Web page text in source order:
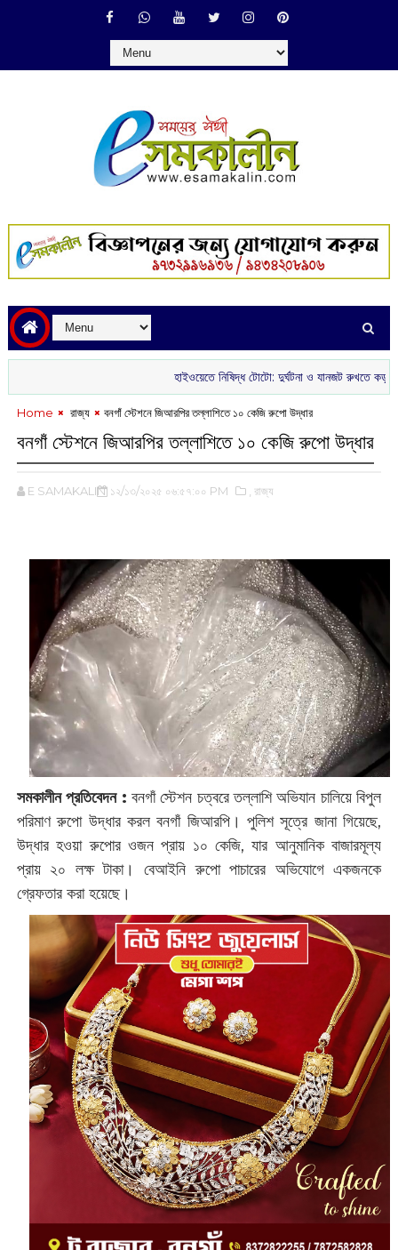
হাইওয়েতে নিষিদ্ধ টোটো: দুর্ঘটনা ও যানজট রুখতে কড়া পদক্ষেপ
Home ‌ রাজ্য বনগাঁ স্টেশনে জিআরপির তল্লাশিতে ১০ কেজি রুপো উদ্ধার
বনগাঁ স্টেশনে জিআরপির তল্লাশিতে ১০ কেজি রুপো উদ্ধার
E SAMAKALIN ১২/১৩/২০২৫ ০৬:৫৭:০০ PM ,‌ রাজ্য
সমকালীন প্রতিবেদন : বনগাঁ স্টেশন চত্বরে তল্লাশি অভিযান চালিয়ে বিপুল
পরিমাণ রুপো উদ্ধার করল বনগাঁ জিআরপি। পুলিশ সূত্রে জানা গিয়েছে,
উদ্ধার হওয়া রুপোর ওজন প্রায় ১০ কেজি, যার আনুমানিক বাজারমূল্য
প্রায় ২০ লক্ষ টাকা। বেআইনি রুপো পাচারের অভিযোগে একজনকে
গ্রেফতার করা হয়েছে।